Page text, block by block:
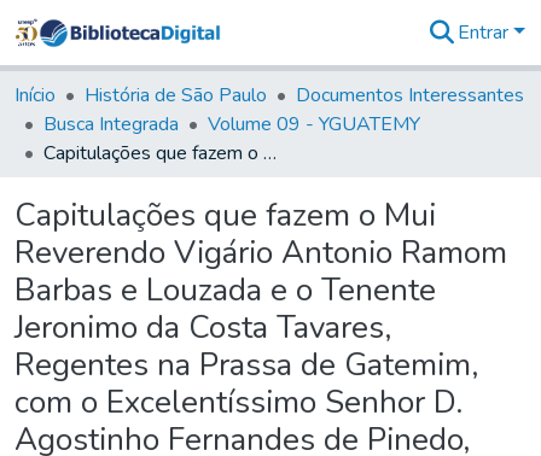
&
Coleções
Tudo na
Biblioteca
Estatísticas
Entrar
Início História de São Paulo
Documentos Interessantes
Busca Integrada
Volume 09 - YGUATEMY
Capitulações que fazem o Mui Reverendo Vigário Antonio Ramom Barbas e Louzada e o Tenente Jeronimo da Costa Tavares, Regentes na Prassa de Gatemim, com o Excelentíssimo Senhor D. Agostinho Fernandes de Pinedo, General da Cidade de Paraguay, para haver de se-lhe fazer entregra da referida praça debaixo das clausulas e condições seguintes
Capitulações que fazem o Mui
Reverendo Vigário Antonio Ramom
Barbas e Louzada e o Tenente
Jeronimo da Costa Tavares,
Regentes na Prassa de Gatemim,
com o Excelentíssimo Senhor D.
Agostinho Fernandes de Pinedo,